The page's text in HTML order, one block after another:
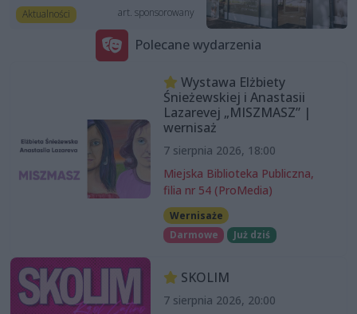
Aktualności art. sponsorowany
Polecane wydarzenia
Wystawa Elżbiety
Śnieżewskiej i Anastasii
Lazarevej „MISZMASZ” |
wernisaż
7 sierpnia 2026, 18:00
Miejska Biblioteka Publiczna,
filia nr 54 (ProMedia)
Wernisaże
Darmowe
Już dziś
SKOLIM
7 sierpnia 2026, 20:00